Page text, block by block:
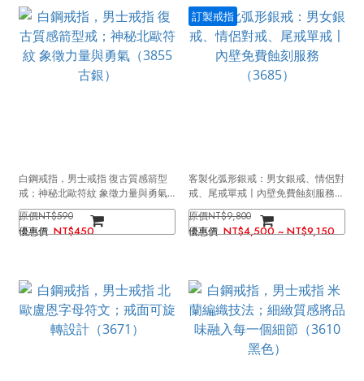
白鋼戒指，男士戒指 復古質感箭型
戒；神秘北歐符紋 象徵力量與勇氣
（3855古銀）
NT$590
NT$450
訂製戒指
客製化弧形銀戒：男女銀戒、情侶對
戒、尾戒單戒〡內壁免費蝕刻服務
（3685）
NT$9,800
NT$4,500 ~ NT$9,150